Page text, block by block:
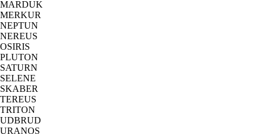
MARDUK
MERKUR
NEPTUN
NEREUS
OSIRIS
PLUTON
SATURN
SELENE
SKABER
TEREUS
TRITON
UDBRUD
URANOS